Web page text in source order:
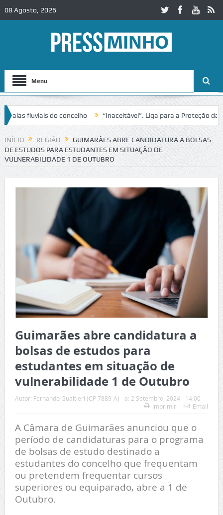
08 Agosto, 2026
Menu
fluviais do concelho “Inaceitável”. Liga para a Proteção da
no IC2 em Alcobaça Igreja do Castelo de Cerveira
INÍCIO REGIÃO
GUIMARÃES ABRE CANDIDATURA A BOLSAS
DE ESTUDOS PARA ESTUDANTES EM SITUAÇÃO DE
VULNERABILIDADE 1 DE OUTUBRO
Guimarães abre candidatura a
bolsas de estudos para
estudantes em situação de
vulnerabilidade 1 de Outubro
Autor: Fernando Gualtieri (CP 7889-A) a: 2 Setembro, 2024 - 14:00
Imprimir
Email
A Câmara de Guimarães anunciou que o
período de candidaturas para o programa
de bolsas de estudo destinado a
estudantes do concelho que frequentam
ou pretendem frequentar cursos
superiores ou equiparado, abre a 1 de
Outubro.